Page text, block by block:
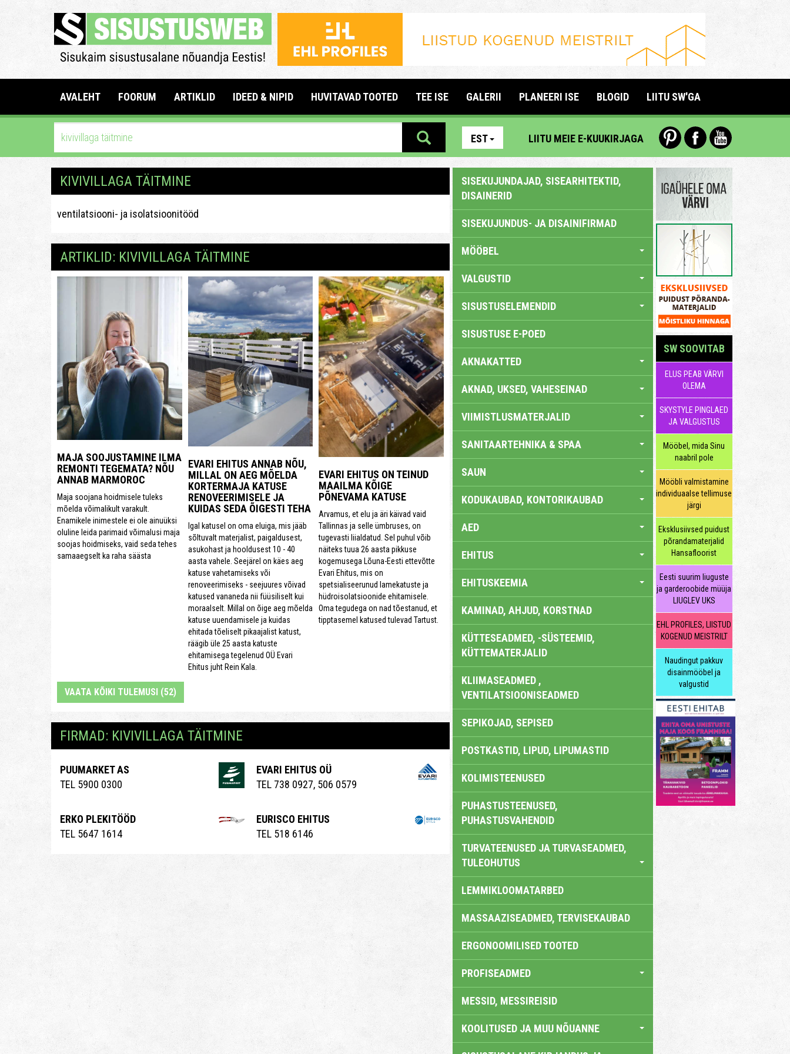
AVALEHT FOORUM ARTIKLID IDEED & NIPID HUVITAVAD TOOTED TEE ISE GALERII PLANEERI ISE BLOGID LIITU SW'GA
EST LIITU MEIE E-KUUKIRJAGA
KIVIVILLAGA TÄITMINE
ventilatsiooni- ja isolatsioonitööd
ARTIKLID: KIVIVILLAGA TÄITMINE
MAJA SOOJUSTAMINE ILMA
REMONTI TEGEMATA? NÕU
ANNAB MARMOROC
Maja soojana hoidmisele tuleks
mõelda võimalikult varakult.
Enamikele inimestele ei ole ainuüksi
oluline leida parimaid võimalusi maja
soojas hoidmiseks, vaid seda tehes
samaaegselt ka raha säästa
EVARI EHITUS ANNAB NÕU,
MILLAL ON AEG MÕELDA
KORTERMAJA KATUSE
RENOVEERIMISELE JA
KUIDAS SEDA ÕIGESTI TEHA
Igal katusel on oma eluiga, mis jääb
sõltuvalt materjalist, paigaldusest,
asukohast ja hooldusest 10 - 40
aasta vahele. Seejärel on käes aeg
katuse vahetamiseks või
renoveerimiseks - seejuures võivad
katused vananeda nii füüsiliselt kui
moraalselt. Millal on õige aeg mõelda
katuse uuendamisele ja kuidas
ehitada tõeliselt pikaajalist katust,
räägib üle 25 aasta katuste
ehitamisega tegelenud OÜ Evari
Ehitus juht Rein Kala.
EVARI EHITUS ON TEINUD
MAAILMA KÕIGE
PÕNEVAMA KATUSE
Arvamus, et elu ja äri käivad vaid
Tallinnas ja selle ümbruses, on
tugevasti liialdatud. Sel puhul võib
näiteks tuua 26 aasta pikkuse
kogemusega Lõuna-Eesti ettevõtte
Evari Ehitus, mis on
spetsialiseerunud lamekatuste ja
hüdroisolatsioonide ehitamisele.
Oma tegudega on nad tõestanud, et
tipptasemel katused tulevad Tartust.
VAATA KÕIKI TULEMUSI (52)
FIRMAD: KIVIVILLAGA TÄITMINE
PUUMARKET AS
TEL 5900 0300
EVARI EHITUS OÜ
TEL 738 0927, 506 0579
ERKO PLEKITÖÖD
TEL 5647 1614
EURISCO EHITUS
TEL 518 6146
SISEKUJUNDAJAD, SISEARHITEKTID,
DISAINERID
SISEKUJUNDUS- JA DISAINIFIRMAD
MÖÖBEL
VALGUSTID
SISUSTUSELEMENDID
SISUSTUSE E-POED
AKNAKATTED
AKNAD, UKSED, VAHESEINAD
VIIMISTLUSMATERJALID
SANITAARTEHNIKA & SPAA
SAUN
KODUKAUBAD, KONTORIKAUBAD
AED
EHITUS
EHITUSKEEMIA
KAMINAD, AHJUD, KORSTNAD
KÜTTESEADMED, -SÜSTEEMID,
KÜTTEMATERJALID
KLIIMASEADMED ,
VENTILATSIOONISEADMED
SEPIKOJAD, SEPISED
POSTKASTID, LIPUD, LIPUMASTID
KOLIMISTEENUSED
PUHASTUSTEENUSED,
PUHASTUSVAHENDID
TURVATEENUSED JA TURVASEADMED,
TULEOHUTUS
LEMMIKLOOMATARBED
MASSAAZISEADMED, TERVISEKAUBAD
ERGONOOMILISED TOOTED
PROFISEADMED
MESSID, MESSIREISID
KOOLITUSED JA MUU NÕUANNE
SW SOOVITAB
ELUS PEAB VÄRVI
OLEMA
SKYSTYLE PINGLAED
JA VALGUSTUS
Mööbel, mida Sinu
naabril pole
Mööbli valmistamine
individuaalse tellimuse
järgi
Eksklusiivsed puidust
põrandamaterjalid
Hansafloorist
Eesti suurim liuguste
ja garderoobide müüja
LIUGLEV UKS
EHL PROFILES, LIISTUD
KOGENUD MEISTRILT
Naudingut pakkuv
disainmööbel ja
valgustid